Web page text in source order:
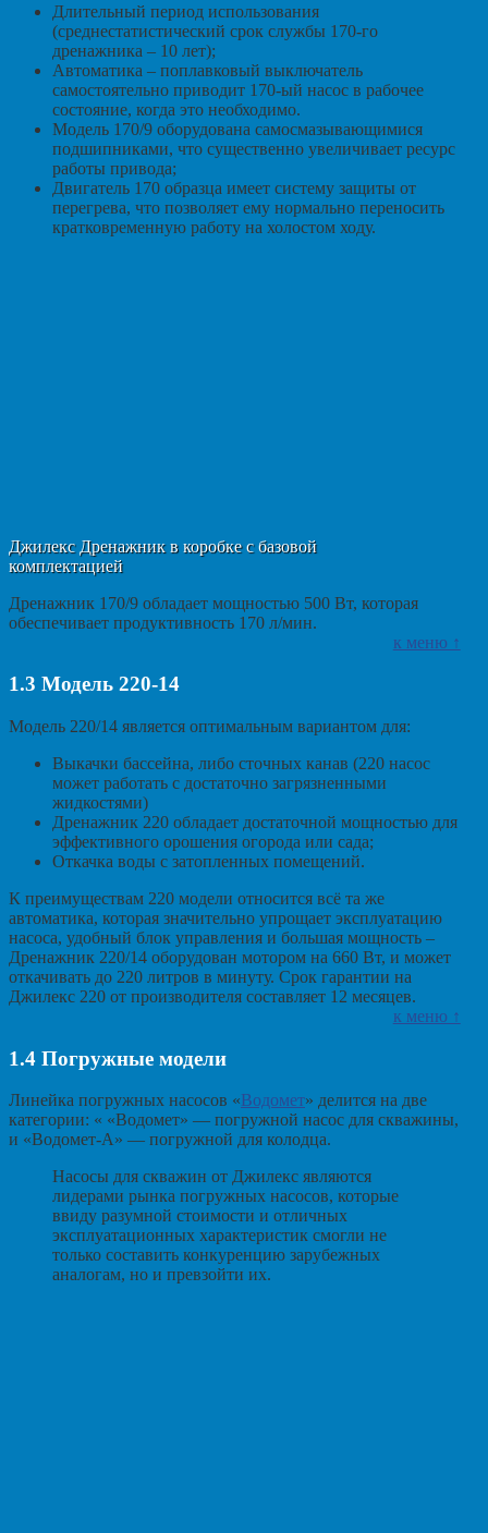
Длительный период использования
(среднестатистический срок службы 170-го
дренажника – 10 лет);
Автоматика – поплавковый выключатель
самостоятельно приводит 170-ый насос в рабочее
состояние, когда это необходимо.
Модель 170/9 оборудована самосмазывающимися
подшипниками, что существенно увеличивает ресурс
работы привода;
Двигатель 170 образца имеет систему защиты от
перегрева, что позволяет ему нормально переносить
кратковременную работу на холостом ходу.
Джилекс Дренажник в коробке с базовой
комплектацией
Дренажник 170/9 обладает мощностью 500 Вт, которая
обеспечивает продуктивность 170 л/мин.
к меню ↑
1.3 Модель 220-14
Модель 220/14 является оптимальным вариантом для:
Выкачки бассейна, либо сточных канав (220 насос
может работать с достаточно загрязненными
жидкостями)
Дренажник 220 обладает достаточной мощностью для
эффективного орошения огорода или сада;
Откачка воды с затопленных помещений.
К преимуществам 220 модели относится всё та же
автоматика, которая значительно упрощает эксплуатацию
насоса, удобный блок управления и большая мощность –
Дренажник 220/14 оборудован мотором на 660 Вт, и может
откачивать до 220 литров в минуту. Срок гарантии на
Джилекс 220 от производителя составляет 12 месяцев.
к меню ↑
1.4 Погружные модели
Линейка погружных насосов «Водомет» делится на две
категории: « «Водомет» — погружной насос для скважины,
и «Водомет-А» — погружной для колодца.
Насосы для скважин от Джилекс являются
лидерами рынка погружных насосов, которые
ввиду разумной стоимости и отличных
эксплуатационных характеристик смогли не
только составить конкуренцию зарубежных
аналогам, но и превзойти их.